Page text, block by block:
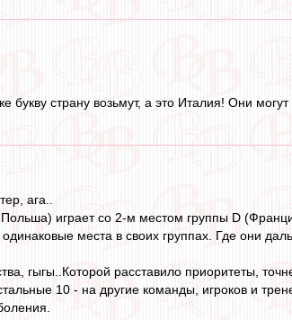
страну возьмут, а это Италия! Они
ага..
играет со 2-м местом группы D
места в своих группах. Где они
гыгы..Которой расставило приоритеты,
10 - на другие команды, игроков и